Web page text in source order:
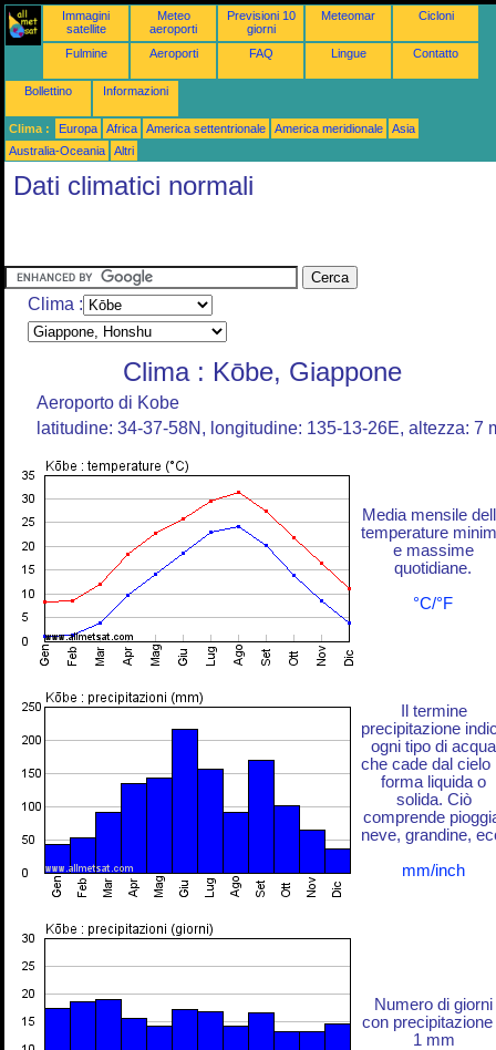
Immagini
satellite
Meteo
aeroporti
Previsioni 10
giorni
Meteomar Cicloni
Fulmine Aeroporti FAQ Lingue Contatto
Bollettino Informazioni
Clima : Europa Africa America settentrionale America meridionale
Asia
Australia-Oceania
Altri
Dati climatici normali
Clima :
Clima : Kōbe, Giappone
Aeroporto di Kobe
latitudine: 34-37-58N, longitudine: 135-13-26E, altezza: 7
Media mensile
temperature
e massime
quotidiane.
°C/°F
Il termine
precipitazione
ogni tipo di acqua
che cade dal cielo
forma liquida o
solida. Ciò
comprende
neve, grandine,
mm/inch
Numero di giorni
con precipitazione
1 mm